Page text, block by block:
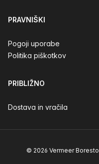
PRAVNIŠKI
Pogoji uporabe
Politika piškotkov
PRIBLIŽNO
Dostava in vračila
© 2026 Vermeer